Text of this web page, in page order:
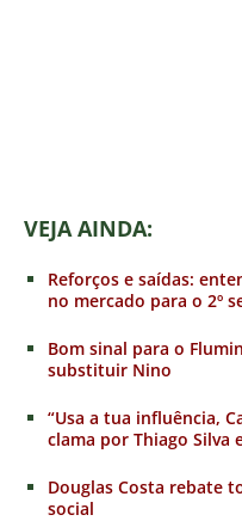
VEJA AINDA:
Reforços e saídas:
no mercado para o 2º
Bom sinal para o
substituir Nino
“Usa a tua influência,
clama por Thiago Silva
Douglas Costa rebate
social